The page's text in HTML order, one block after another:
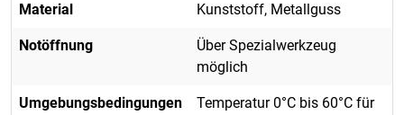
Material Kunststoff, Metallguss
Notöffnung
Über Spezialwerkzeug
möglich
Umgebungsbedingungen
Temperatur 0°C bis 60°C für